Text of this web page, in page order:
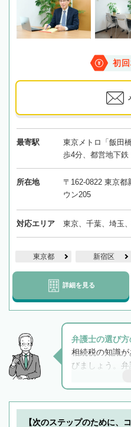
初
最寄駅
東京メトロ「飯田
歩4分、都営地下
所在地
〒162-0822 東京都
ウン205
対応エリア 東京、千葉、埼玉
東京都 新宿区
詳細を見る
弁護士の選び
相続税の知識
びましょう。
と他士業との
解決のみなら
できます。ま
でフィーリン
【次のステップのために、